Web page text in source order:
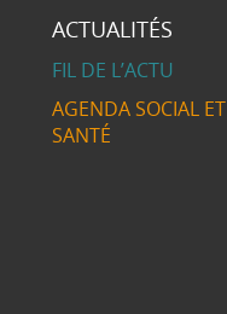
ACTUALITÉS
FIL DE L’ACTU
AGENDA SOCIAL ET
SANTÉ